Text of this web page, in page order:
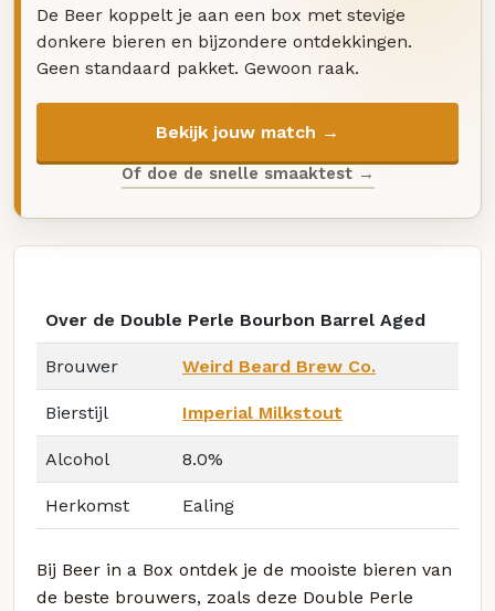
De Beer koppelt je aan een box met stevige
donkere bieren en bijzondere ontdekkingen.
Geen standaard pakket. Gewoon raak.
Bekijk jouw match →
Of doe de snelle smaaktest →
Over de Double Perle Bourbon Barrel Aged
Brouwer Weird Beard Brew Co.
Bierstijl Imperial Milkstout
Alcohol 8.0%
Herkomst Ealing
Bij Beer in a Box ontdek je de mooiste bieren van
de beste brouwers, zoals deze Double Perle